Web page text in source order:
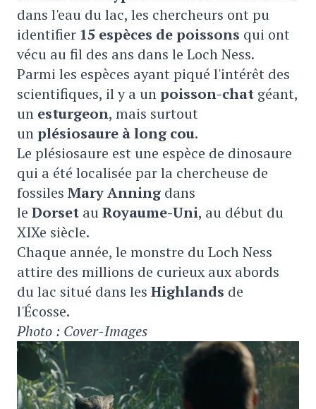
dans l'eau du lac, les chercheurs ont pu
identifier 15 espèces de poissons qui ont
vécu au fil des ans dans le Loch Ness.
Parmi les espèces ayant piqué l'intérêt des
scientifiques, il y a unpoisson-chat géant,
un esturgeon, mais surtout
unplésiosaure à long cou.
Le plésiosaure est une espèce de dinosaure
qui a été localisée par la chercheuse de
fossiles Mary Anning dans
le Dorset auRoyaume-Uni, au début du
XIXe siècle.
Chaque année, le monstre du Loch Ness
attire des millions de curieux aux abords
du lac situé dans les Highlands de
l'Écosse.
Photo : Cover-Images